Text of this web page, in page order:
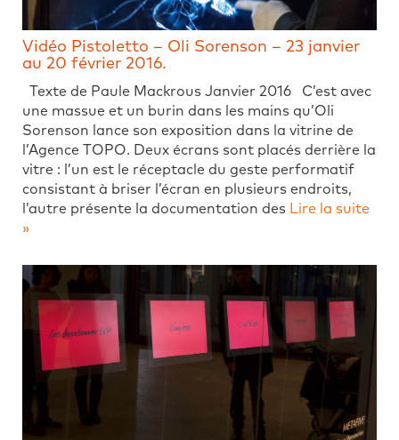
Vidéo Pistoletto – Oli Sorenson – 23 janvier
au 20 février 2016.
Texte de Paule Mackrous Janvier 2016 C’est avec
une massue et un burin dans les mains qu’Oli
Sorenson lance son exposition dans la vitrine de
l’Agence TOPO. Deux écrans sont placés derrière la
vitre : l’un est le réceptacle du geste performatif
consistant à briser l’écran en plusieurs endroits,
l’autre présente la documentation des Lire la suite
»